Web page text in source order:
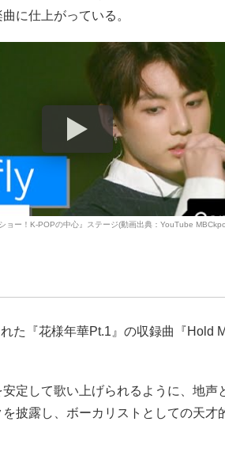
に仕上がっている。
ョー！K-POPの中心』ステージ(動画出典：YouTube
た『花様年華Pt.1』の収録曲『Hold
安定して歌い上げられるように、地声
披露し、ボーカリストとしての天才